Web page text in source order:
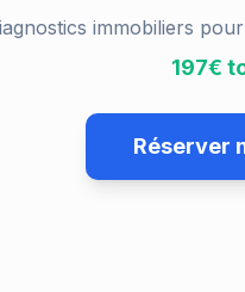
immobiliers
197€
Réserver